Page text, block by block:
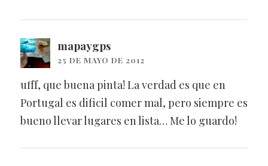
mapaygps
25 DE MAYO DE 2012
ufff, que buena pinta! La verdad es que en
Portugal es dificil comer mal, pero siempre es
bueno llevar lugares en lista… Me lo guardo!